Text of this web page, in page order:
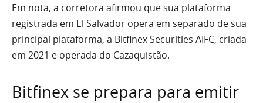
Em nota, a corretora afirmou que sua plataforma
registrada em El Salvador opera em separado de sua
principal plataforma, a Bitfinex Securities AIFC, criada
em 2021 e operada do Cazaquistão.
Bitfinex se prepara para emitir